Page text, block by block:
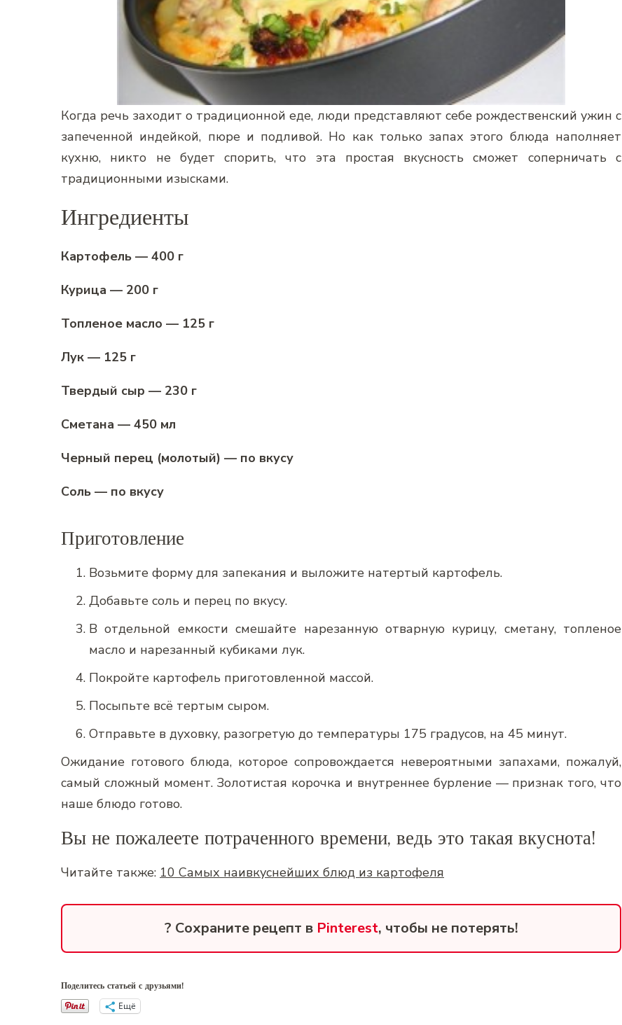
Когда речь заходит о традиционной еде, люди представляют себе рождественский ужин с
запеченной индейкой, пюре и подливой. Но как только запах этого блюда наполняет
кухню, никто не будет спорить, что эта простая вкусность сможет соперничать с
традиционными изысками.
Ингредиенты
Картофель — 400 г
Курица — 200 г
Топленое масло — 125 г
Лук — 125 г
Твердый сыр — 230 г
Сметана — 450 мл
Черный перец (молотый) — по вкусу
Соль — по вкусу
Приготовление
Возьмите форму для запекания и выложите натертый картофель.
Добавьте соль и перец по вкусу.
В отдельной емкости смешайте нарезанную отварную курицу, сметану, топленое
масло и нарезанный кубиками лук.
Покройте картофель приготовленной массой.
Посыпьте всё тертым сыром.
Отправьте в духовку, разогретую до температуры 175 градусов, на 45 минут.
Ожидание готового блюда, которое сопровождается невероятными запахами, пожалуй,
самый сложный момент. Золотистая корочка и внутреннее бурление — признак того, что
наше блюдо готово.
Вы не пожалеете потраченного времени, ведь это такая вкуснота!
Читайте также: 10 Самых наивкуснейших блюд из картофеля
? Сохраните рецепт в Pinterest, чтобы не потерять!
Поделитесь статьей с друзьями!
Ещё